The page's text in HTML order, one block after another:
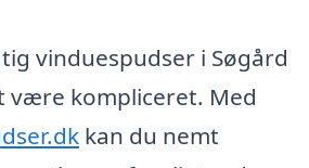
vinduespudser i Søgård
være kompliceret. Med
kan du nemt